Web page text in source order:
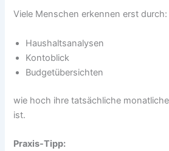
Viele Menschen erkennen erst durch:
Haushaltsanalysen
Kontoblick
Budgetübersichten
wie hoch ihre tatsächliche
ist.
Praxis-Tipp: